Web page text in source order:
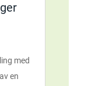
med
en